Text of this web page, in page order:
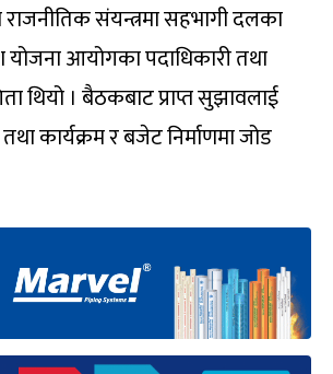
राजनीतिक संयन्त्रमा सहभागी दलका
योजना आयोगका पदाधिकारी तथा
थियो । बैठकबाट प्राप्त सुझावलाई
कार्यक्रम र बजेट निर्माणमा जोड